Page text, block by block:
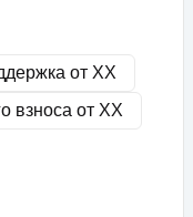
от XX
взноса от XX